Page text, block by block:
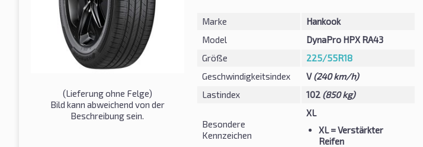
(Lieferung ohne Felge)
Bild kann abweichend von der
Beschreibung sein.
Marke
Hankook
Model
DynaPro HPX RA43
Größe
225/55R18
Geschwindigkeitsindex
V(240 km/h)
Lastindex
102 (850 kg)
Besondere
Kennzeichen
XL
XL= Verstärkter
Reifen